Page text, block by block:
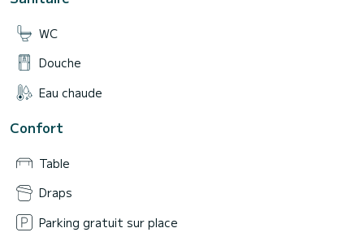
WC
Douche
Eau chaude
Confort
Table
Draps
Parking gratuit sur place